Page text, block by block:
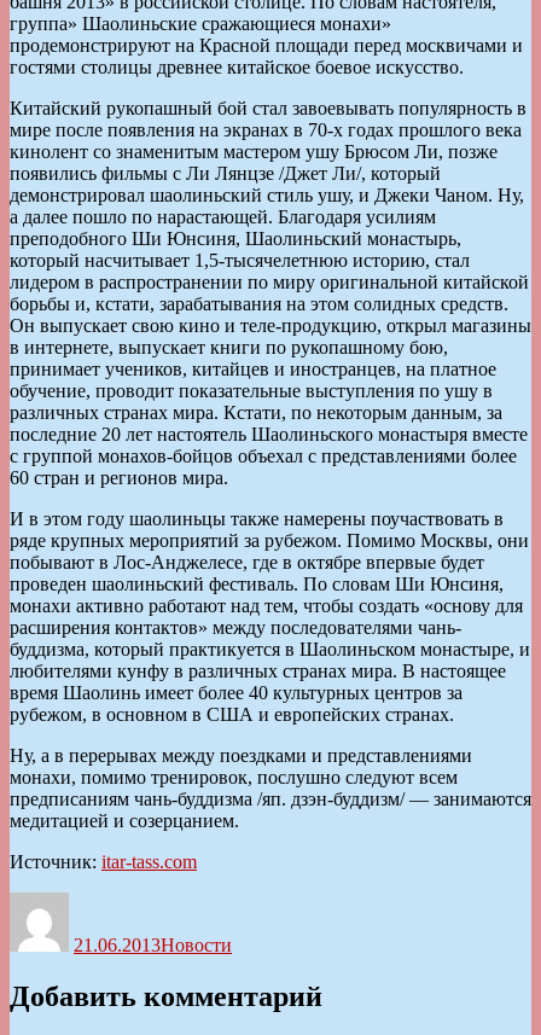
группа» Шаолиньские сражающиеся монахи»
продемонстрируют на Красной площади перед москвичами и
гостями столицы древнее китайское боевое искусство.
Китайский рукопашный бой стал завоевывать популярность в
мире после появления на экранах в 70-х годах прошлого века
кинолент со знаменитым мастером ушу Брюсом Ли, позже
появились фильмы с Ли Лянцзе /Джет Ли/, который
демонстрировал шаолиньский стиль ушу, и Джеки Чаном. Ну,
а далее пошло по нарастающей. Благодаря усилиям
преподобного Ши Юнсиня, Шаолиньский монастырь,
который насчитывает 1,5-тысячелетнюю историю, стал
лидером в распространении по миру оригинальной китайской
борьбы и, кстати, зарабатывания на этом солидных средств.
Он выпускает свою кино и теле-продукцию, открыл магазины
в интернете, выпускает книги по рукопашному бою,
принимает учеников, китайцев и иностранцев, на платное
обучение, проводит показательные выступления по ушу в
различных странах мира. Кстати, по некоторым данным, за
последние 20 лет настоятель Шаолиньского монастыря вместе
с группой монахов-бойцов объехал с представлениями более
60 стран и регионов мира.
И в этом году шаолиньцы также намерены поучаствовать в
ряде крупных мероприятий за рубежом. Помимо Москвы, они
побывают в Лос-Анджелесе, где в октябре впервые будет
проведен шаолиньский фестиваль. По словам Ши Юнсиня,
монахи активно работают над тем, чтобы создать «основу для
расширения контактов» между последователями чань-
буддизма, который практикуется в Шаолиньском монастыре, и
любителями кунфу в различных странах мира. В настоящее
время Шаолинь имеет более 40 культурных центров за
рубежом, в основном в США и европейских странах.
Ну, а в перерывах между поездками и представлениями
монахи, помимо тренировок, послушно следуют всем
предписаниям чань-буддизма /яп. дзэн-буддизм/ — занимаются
медитацией и созерцанием.
Источник: itar-tass.com
21.06.2013Новости
Добавить комментарий